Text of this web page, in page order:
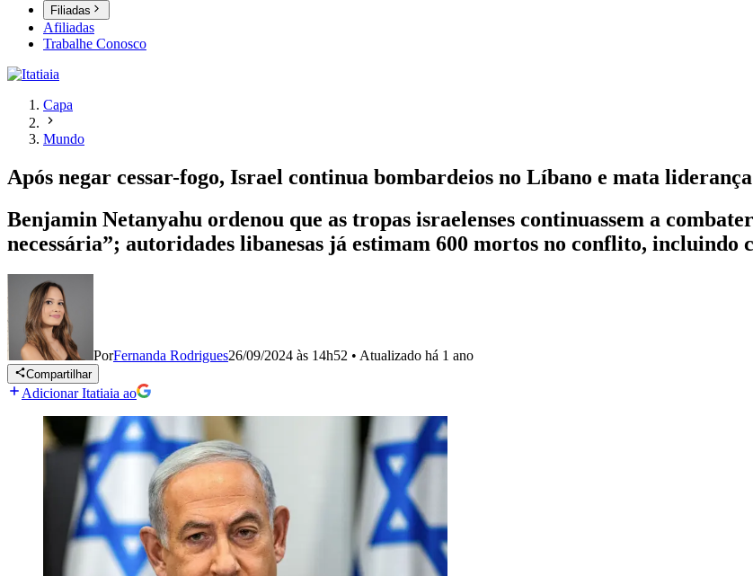
Filiadas
Afiliadas
Trabalhe Conosco
Capa
Mundo
Após negar cessar-fogo, Israel continua bombardeios no Líbano e mata
Benjamin Netanyahu ordenou que as tropas israelenses continuassem a
necessária”; autoridades libanesas já estimam 600 mortos no conflito, incluindo
PorFernanda Rodrigues26/09/2024 às 14h52 • Atualizado há 1 ano
Compartilhar
Adicionar Itatiaia ao